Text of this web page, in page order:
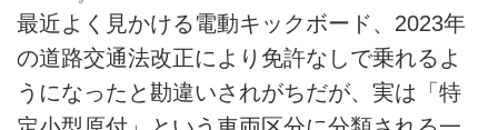
最近よく見かける電動キックボード、2023年
の道路交通法改正により免許なしで乗れるよ
うになったと勘違いされがちだが、実は「特